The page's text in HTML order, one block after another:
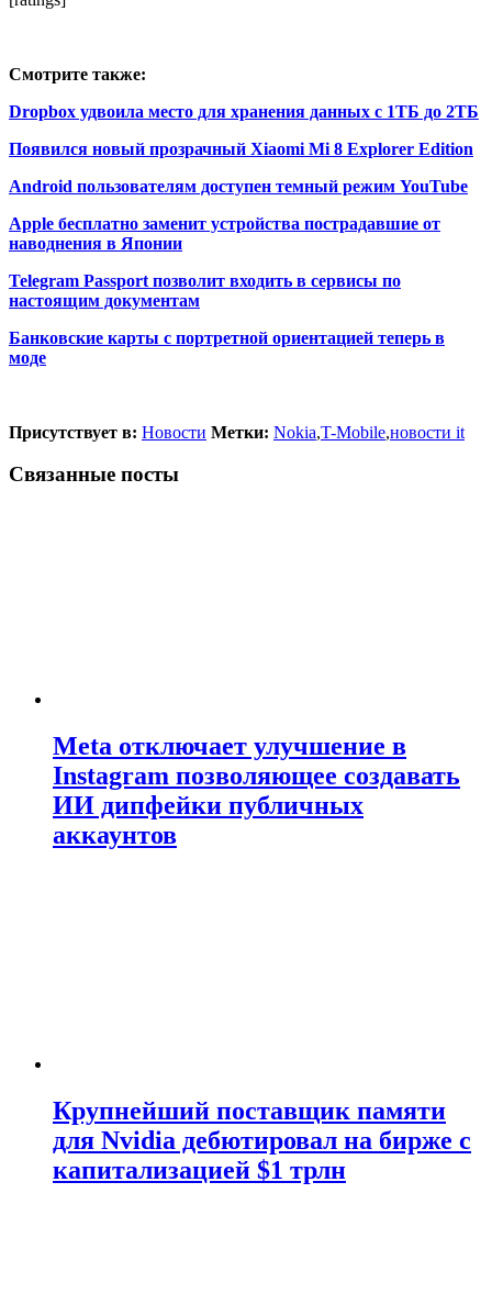
Смотрите также:
Dropbox удвоила место для хранения данных с 1ТБ до 2ТБ
Появился новый прозрачный Xiaomi Mi 8 Explorer Edition
Android пользователям доступен темный режим YouTube
Apple бесплатно заменит устройства пострадавшие от
наводнения в Японии
Telegram Passport позволит входить в сервисы по
настоящим документам
Банковские карты с портретной ориентацией теперь в
моде
Присутствует в: Новости Метки: Nokia,T-Mobile,новости it
Связанные посты
Meta отключает улучшение в
Instagram позволяющее создавать
ИИ дипфейки публичных
аккаунтов
Крупнейший поставщик памяти
для Nvidia дебютировал на бирже с
капитализацией $1 трлн